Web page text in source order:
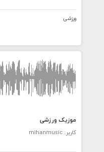
ورزشی
موزیک ورزشی
کاربر: mihanmusic